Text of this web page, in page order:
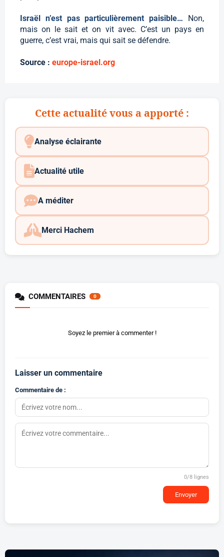
Israël n’est pas particulièrement paisible…
Non,
mais on le sait et on vit avec. C’est un pays en
guerre, c’est vrai, mais qui sait se défendre.
Source : europe-israel.org
Cette actualité vous a apporté :
Analyse éclairante
Actualité utile
A méditer
Merci Hachem
COMMENTAIRES 0
Soyez le premier à commenter !
Laisser un commentaire
Commentaire de :
0/8 lignes
Envoyer